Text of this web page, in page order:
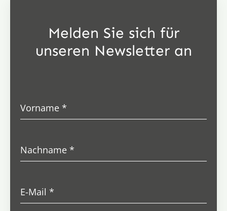
Melden Sie sich für
unseren Newsletter an
Vorname*
Nachname*
E-Mail*